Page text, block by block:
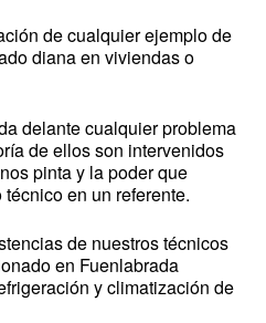
de cualquier ejemplo de
diana en viviendas o
delante cualquier problema
de ellos son intervenidos
pinta y la poder que
en un referente.
de nuestros técnicos
en Fuenlabrada
y climatización de